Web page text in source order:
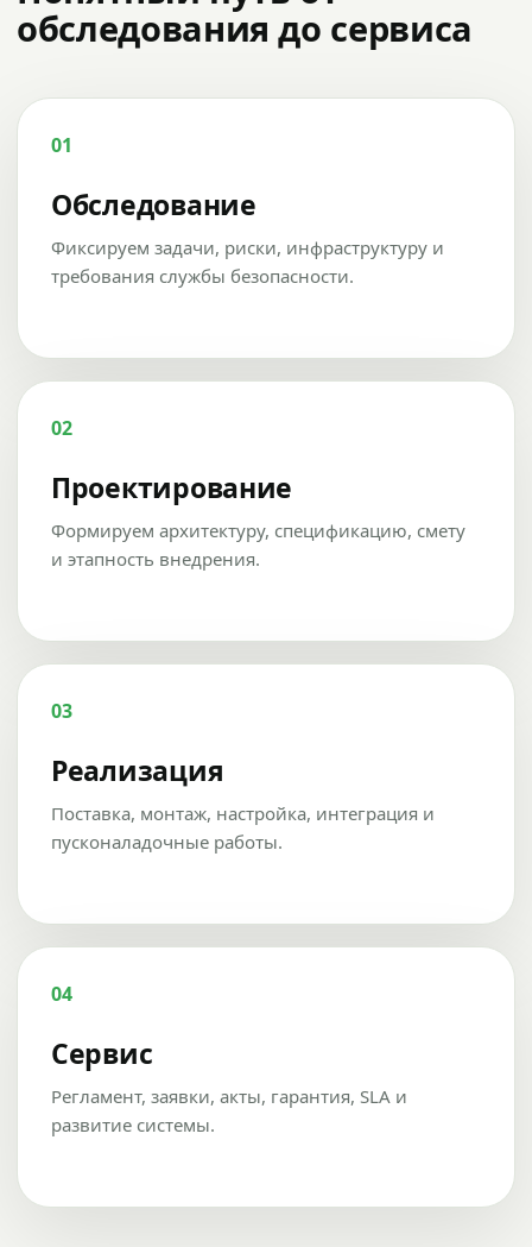
обследования до сервиса
01
Обследование
Фиксируем задачи, риски, инфраструктуру и
требования службы безопасности.
02
Проектирование
Формируем архитектуру, спецификацию, смету
и этапность внедрения.
03
Реализация
Поставка, монтаж, настройка, интеграция и
пусконаладочные работы.
04
Сервис
Регламент, заявки, акты, гарантия, SLA и
развитие системы.